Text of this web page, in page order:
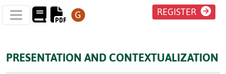
REGISTER
PRESENTATION AND CONTEXTUALIZATION